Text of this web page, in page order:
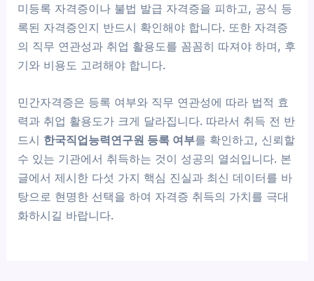
미등록 자격증이나 불법 발급 자격증을 피하고, 공식 등
록된 자격증인지 반드시 확인해야 합니다. 또한 자격증
의 직무 연관성과 취업 활용도를 꼼꼼히 따져야 하며, 후
기와 비용도 고려해야 합니다.
민간자격증은 등록 여부와 직무 연관성에 따라 법적 효
력과 취업 활용도가 크게 달라집니다. 따라서 취득 전 반
드시 한국직업능력연구원 등록 여부를 확인하고, 신뢰할
수 있는 기관에서 취득하는 것이 성공의 열쇠입니다. 본
글에서 제시한 다섯 가지 핵심 진실과 최신 데이터를 바
탕으로 현명한 선택을 하여 자격증 취득의 가치를 극대
화하시길 바랍니다.